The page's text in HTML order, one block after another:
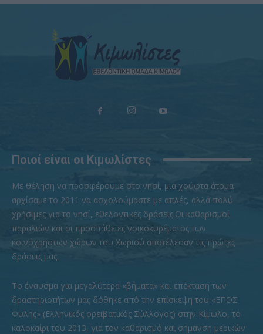
Ποιοί είναι οι Κιμωλίστες
Με θέληση να προσφέρουμε στο νησί, μια χούφτα άτομα
αρχίσαμε το 2011 να ασχολούμαστε με απλές, αλλά πολύ
χρήσιμες για το νησί, εθελοντικές δράσεις.Οι καθαρισμοί
παραλιών και οι προσπάθειες νοικοκυρέματος των
κοινόχρηστων χώρων του Χωριού αποτέλεσαν τις πρώτες
δράσεις μας.
To έναυσμα για μεγαλύτερα «βήματα» και επέκταση των
δραστηριοτήτων μας δόθηκε από την επίσκεψη του «ΕΠΟΣ
Φυλής» (Ελληνικός ορειβατικός Σύλλογος) στην Κίμωλο, το
καλοκαίρι του 2013, για τον καθαρισμό και σήμανση μερικών